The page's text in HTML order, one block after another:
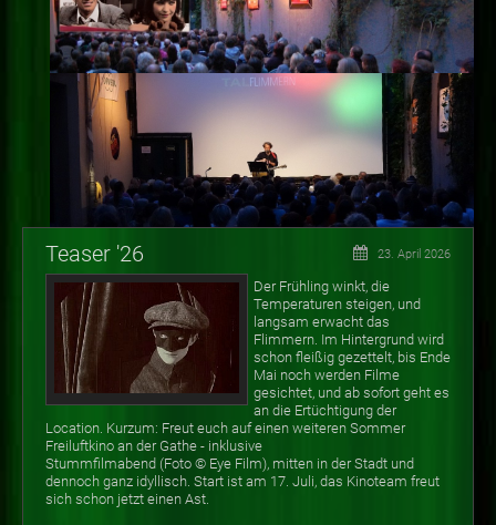
Teaser '26 23. April 2026
Der Frühling winkt, die
Temperaturen steigen, und
langsam erwacht das
Flimmern. Im Hintergrund wird
schon fleißig gezettelt, bis Ende
Mai noch werden Filme
gesichtet, und ab sofort geht es
an die Ertüchtigung der
Location. Kurzum: Freut euch auf einen weiteren Sommer
Freiluftkino an der Gathe - inklusive
Stummfilmabend (Foto © Eye Film), mitten in der Stadt und
dennoch ganz idyllisch. Start ist am 17. Juli, das Kinoteam freut
sich schon jetzt einen Ast.